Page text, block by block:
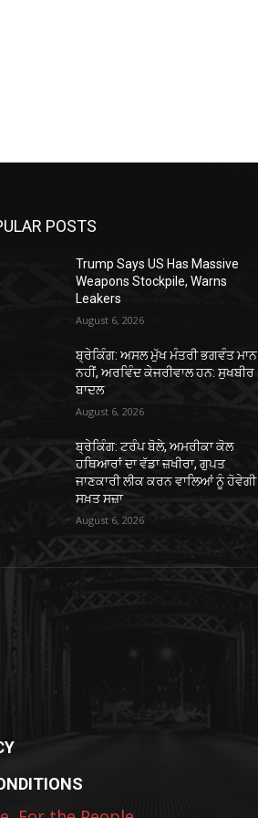
POSTS
Trump Says US Has Massive
Weapons Stockpile, Warns
Leakers
August 6, 2026
ਬ੍ਰੇਕਿੰਗ: ਅਸਲ ਮੁੱਖ ਮੰਤਰੀ ਭਗਵੰਤ ਮਾਨ
ਨਹੀਂ, ਅਰਵਿੰਦ ਕੇਜਰੀਵਾਲ ਹਨ: ਸੁਖਬੀਰ
ਬਾਦਲ
August 6, 2026
ਬ੍ਰੇਕਿੰਗ: ਟਰੰਪ ਬੋਲੇ, ਅਮਰੀਕਾ ਕੋਲ
ਹਥਿਆਰਾਂ ਦਾ ਵੱਡਾ ਜ਼ਖੀਰਾ, ਗੁਪਤ
ਜਾਣਕਾਰੀ ਲੀਕ ਕਰਨ ਵਾਲਿਆਂ ਨੂੰ ਹੋਵੇਗੀ
ਸਖ਼ਤ ਸਜ਼ਾ
August 6, 2026